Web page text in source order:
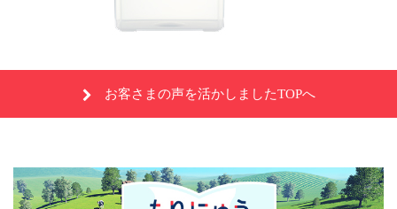
お客さまの声を活かしましたTOPへ